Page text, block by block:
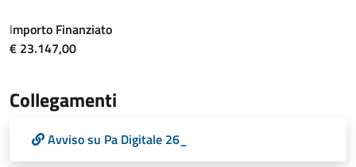
Importo Finanziato
€ 23.147,00
Collegamenti
Avviso su Pa Digitale 26_